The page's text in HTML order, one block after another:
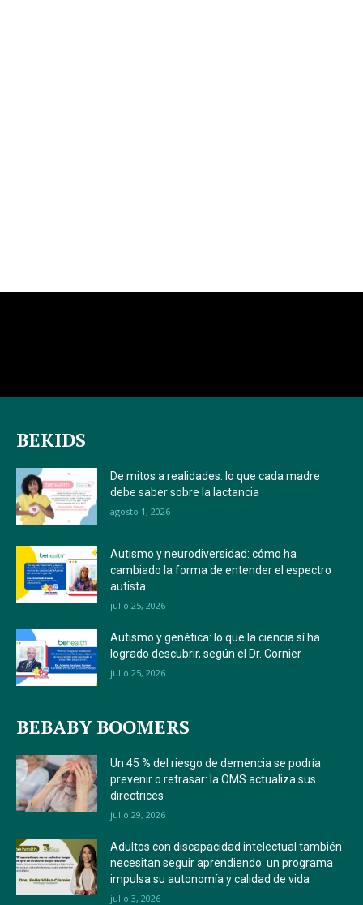
BEKIDS
De mitos a realidades: lo que cada madre
debe saber sobre la lactancia
agosto 1, 2026
Autismo y neurodiversidad: cómo ha
cambiado la forma de entender el espectro
autista
julio 25, 2026
Autismo y genética: lo que la ciencia sí ha
logrado descubrir, según el Dr. Cornier
julio 25, 2026
BEBABY BOOMERS
Un 45 % del riesgo de demencia se podría
prevenir o retrasar: la OMS actualiza sus
directrices
julio 29, 2026
Adultos con discapacidad intelectual también
necesitan seguir aprendiendo: un programa
impulsa su autonomía y calidad de vida
julio 3, 2026